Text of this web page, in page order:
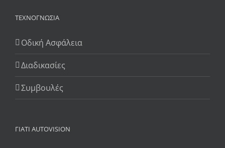
ΤΕΧΝΟΓΝΩΣΊΑ
Οδική Ασφάλεια
Διαδικασίες
Συμβουλές
ΓΙΆΤΙ AUTOVISION